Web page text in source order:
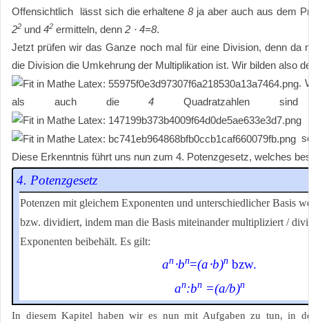
Offensichtlich lässt sich die erhaltene8ja aber auch aus dem
22 und 42 ermitteln, denn 2 ⋅ 4=8.
Jetzt prüfen wir das Ganze noch mal für eine Division, denn da
die Division die Umkehrung der Multiplikation ist. Wir bilden also
.
als auch die4 Quadratzahlen
Diese Erkenntnis führt uns nun zum 4. Potenzgesetz, welches
4. Potenzgesetz
Potenzen mit gleichem Exponenten und unterschiedlicher Basis
bzw. dividiert, indem man die Basis miteinander multipliziert /
Exponenten beibehält. Es gilt:
an ⋅bn=(a⋅b)n bzw.
an:bn=(a/b)n
In diesem Kapitel haben wir es nun mit Aufgaben zu tun, in